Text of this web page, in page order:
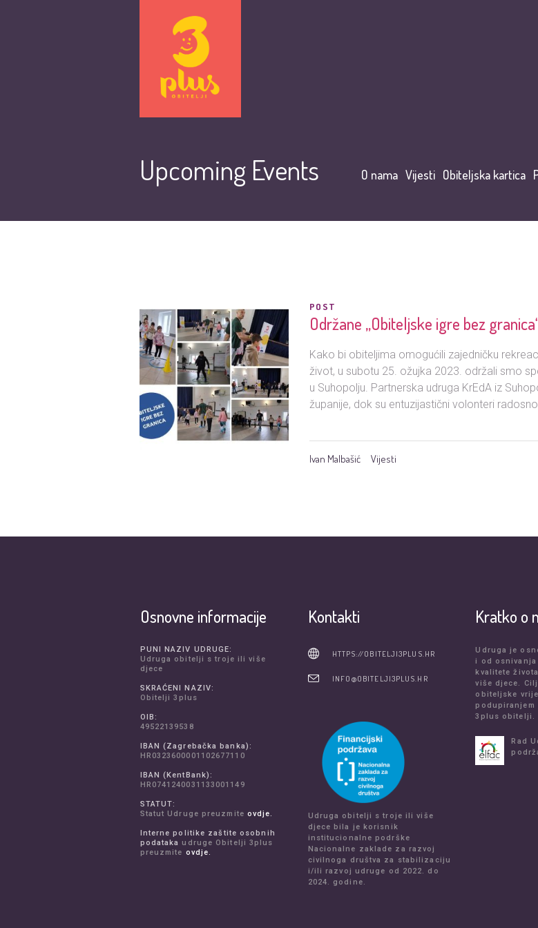
O nama Vijesti Obiteljska kartica
Upcoming Events
POST
Održane „Obiteljske igre bez
Kako bi obiteljima omogućili zajedničku
život, u subotu 25. ožujka 2023. održali smo
u Suhopolju. Partnerska udruga KrEdA iz
županije, dok su entuzijastični volonteri
Ivan Malbašić Vijesti
Osnovne informacije
PUNI NAZIV UDRUGE:
Udruga obitelji s troje ili više
djece
SKRAĆENI NAZIV:
Obitelji 3plus
OIB:
49522139538
IBAN (Zagrebačka banka):
HR0323600001102677110
IBAN (KentBank):
HR0741240031133001149
STATUT:
Statut Udruge preuzmite ovdje.
Interne politike zaštite osobnih
podataka udruge Obitelji 3plus
preuzmite ovdje.
Kontakti
HTTPS://OBITELJI3PLUS.HR
INFO@OBITELJI3PLUS.HR
Udruga obitelji s troje ili više
djece bila je korisnik
institucionalne podrške
Nacionalne zaklade za razvoj
civilnoga društva za stabilizaciju
i/ili razvoj udruge od 2022. do
2024. godine.
Kratko o
Udruga je
i od
kvalitete
više djece.
obiteljske
podupiranjem
3plus obitelji.
Rad